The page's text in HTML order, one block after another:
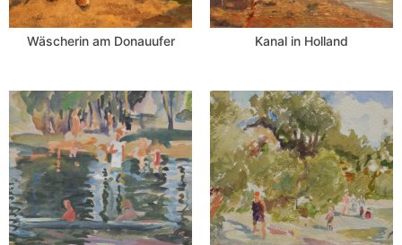
Wäscherin am Donauufer Kanal in Holland